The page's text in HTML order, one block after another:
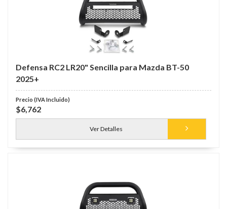
Defensa RC2 LR20" Sencilla para Mazda BT-50
2025+
$6,762
Ver Detalles